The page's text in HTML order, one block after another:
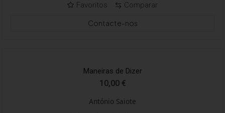
Favoritos
Comparar
Contacte-nos
Maneiras de Dizer
10,00 €
António Saiote